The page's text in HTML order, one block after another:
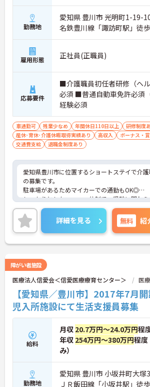
勤務地
愛知県 豊川市 光明町1-19-
名鉄豊川線「諏訪町駅」徒
雇用形態 正社員(正職員)
応募要件
■介護職員初任者研修（ヘ
必須 ■普通自動車免許必須
経験必須
車通勤可 残業少なめ 年間休日110日以上
研修制度
産休･育休･介護休暇取得実績あり
高収入 ボーナス・
交通費支給
退職金制度あり
愛知県豊川市に位置するショートステイで介
の募集です。
駐車場があるためマイカーでの通勤もOK◎
しっかりとしたフォロー体制で、経験に関わ
心してスタートできます。
昇給、賞与があり、さらに各種手当も充実して
のは嬉しいポイントです◎
こちらの求人にご興味をお持ちの方には詳細
や面接のポイントをお伝えしますのでお気軽
詳細を見る 無料 紹
障がい者施設
医療法人信愛会＜信愛医療療育センター＞ 医
【愛知県／豊川市】2017年7月
児入所施設にて生活支援員募集
給料
月収 20.7万円～24.0万円程
年収 254万円～380万円程度
み）
勤務地
愛知県 豊川市 小坂井町大塚
ＪＲ飯田線「小坂井駅」徒